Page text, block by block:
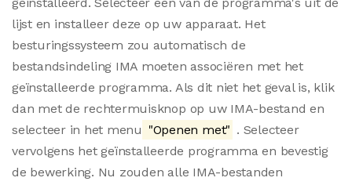
lijst en installeer deze op uw apparaat. Het
besturingssysteem zou automatisch de
bestandsindeling IMA moeten associëren met het
geïnstalleerde programma. Als dit niet het geval is, klik
dan met de rechtermuisknop op uw IMA-bestand en
selecteer in het menu "Openen met" . Selecteer
vervolgens het geïnstalleerde programma en bevestig
de bewerking. Nu zouden alle IMA-bestanden